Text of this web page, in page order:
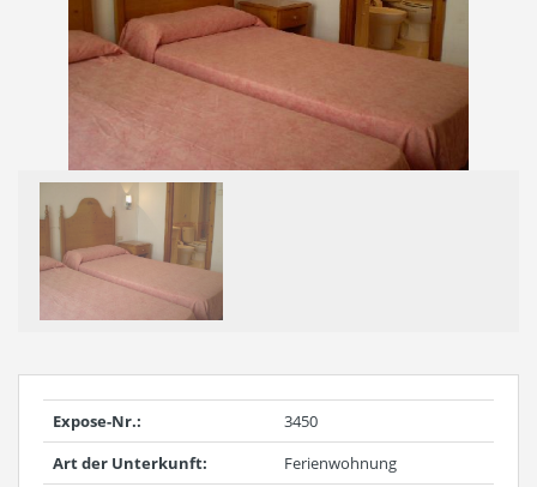
Expose-Nr.:
3450
Art der Unterkunft:
Ferienwohnung